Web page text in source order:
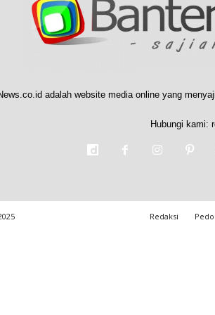
adalah website media online yang
Hubungi kami:
Redaksi